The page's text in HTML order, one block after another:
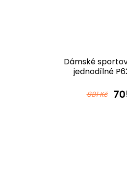
Dámské
jednodílné
881 Kč